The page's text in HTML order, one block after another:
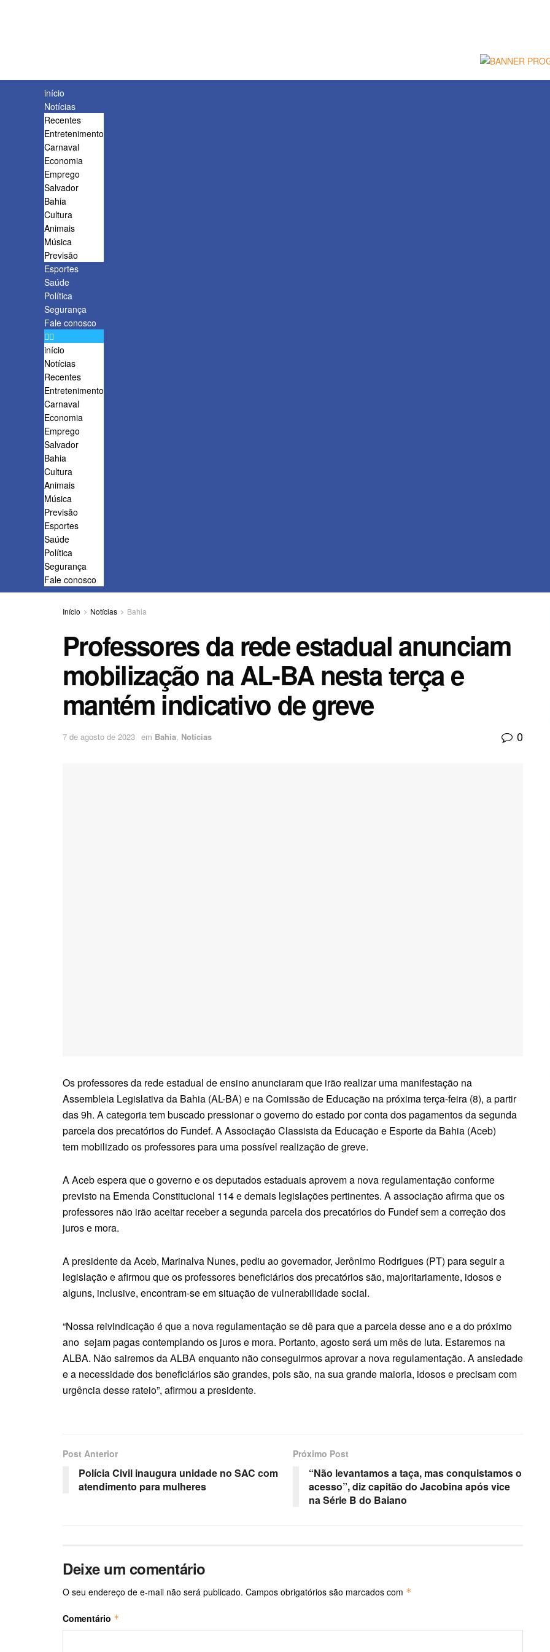
início
Notícias
Recentes
Entretenimento
Carnaval
Economia
Emprego
Salvador
Bahia
Cultura
Animais
Música
Previsão
Esportes
Saúde
Política
Segurança
Fale conosco
início
Notícias
Recentes
Entretenimento
Carnaval
Economia
Emprego
Salvador
Bahia
Cultura
Animais
Música
Previsão
Esportes
Saúde
Política
Segurança
Fale conosco
Início Notícias Bahia
Professores da rede estadual anunciam
mobilização na AL-BA nesta terça e
mantém indicativo de greve
7 de agosto de 2023 em Bahia, Notícias 0
Os professores da rede estadual de ensino anunciaram que irão realizar uma manifestação na
Assembleia Legislativa da Bahia (AL-BA) e na Comissão de Educação na próxima terça-feira (8), a partir
das 9h. A categoria tem buscado pressionar o governo do estado por conta dos pagamentos da segunda
parcela dos precatórios do Fundef. A Associação Classista da Educação e Esporte da Bahia (Aceb)
tem mobilizado os professores para uma possível realização de greve.
A Aceb espera que o governo e os deputados estaduais aprovem a nova regulamentação conforme
previsto na Emenda Constitucional 114 e demais legislações pertinentes. A associação afirma que os
professores não irão aceitar receber a segunda parcela dos precatórios do Fundef sem a correção dos
juros e mora.
A presidente da Aceb, Marinalva Nunes, pediu ao governador, Jerônimo Rodrigues (PT) para seguir a
legislação e afirmou que os professores beneficiários dos precatórios são, majoritariamente, idosos e
alguns, inclusive, encontram-se em situação de vulnerabilidade social.
“Nossa reivindicação é que a nova regulamentação se dê para que a parcela desse ano e a do próximo
ano sejam pagas contemplando os juros e mora. Portanto, agosto será um mês de luta. Estaremos na
ALBA. Não sairemos da ALBA enquanto não conseguirmos aprovar a nova regulamentação. A ansiedade
e a necessidade dos beneficiários são grandes, pois são, na sua grande maioria, idosos e precisam com
urgência desse rateio”, afirmou a presidente.
Post Anterior
Polícia Civil inaugura unidade no SAC com
atendimento para mulheres
Próximo Post
“Não levantamos a taça, mas conquistamos o
acesso”, diz capitão do Jacobina após vice
na Série B do Baiano
Deixe um comentário
O seu endereço de e-mail não será publicado. Campos obrigatórios são marcados com *
Comentário *